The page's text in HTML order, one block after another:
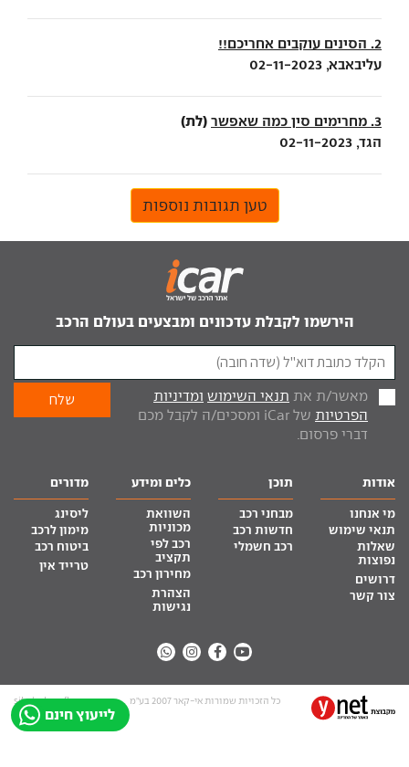
2. הסינים עוקבים אחריכם!!
עליבאבא, 02-11-2023
3. מחרימים סין כמה שאפשר (לת)
הגד, 02-11-2023
טען תגובות נוספות
לייעוץ חינם
הירשמו לקבלת עדכונים ומבצעים בעולם הרכב
מאשר/ת את תנאי השימוש ומדיניות
הפרטיות
של iCar ומסכים/ה לקבל מכם
דברי פרסום.
אודות
מי אנחנו
תנאי שימוש
שאלות
נפוצות
דרושים
צור קשר
תוכן
מבחני רכב
חדשות רכב
רכב חשמלי
כלים ומידע
השוואת
מכוניות
רכב לפי
תקציב
מחירון רכב
הצהרת
נגישות
מדורים
ליסינג
מימון לרכב
ביטוח רכב
טרייד אין
כל הזכויות שמורות אי-קאר 2007 בע”מ site by tq.soft